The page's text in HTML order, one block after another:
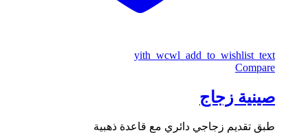
yith_wcwl_add_to_wishlist_text
Compare
صينية زجاج
طبق تقديم زجاجي دائري مع قاعدة ذهبية